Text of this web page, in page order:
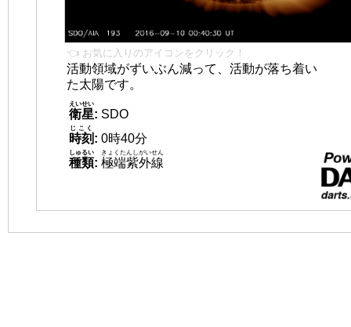
👈 お気に入りのアイコンをクリック！
活動領域がずいぶん減って、活動が落ち着い
た太陽です。
衛星
えいせい
: SDO
時刻
じこく
: 0時40分
種類
しゅるい
: 極端紫外線
きょくたんしがいせん